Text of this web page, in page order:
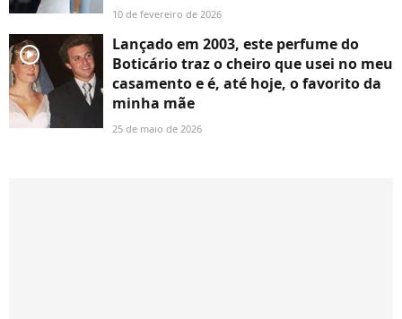
10 de fevereiro de 2026
player2
Lançado em 2003, este perfume do
Boticário traz o cheiro que usei no meu
casamento e é, até hoje, o favorito da
minha mãe
25 de maio de 2026